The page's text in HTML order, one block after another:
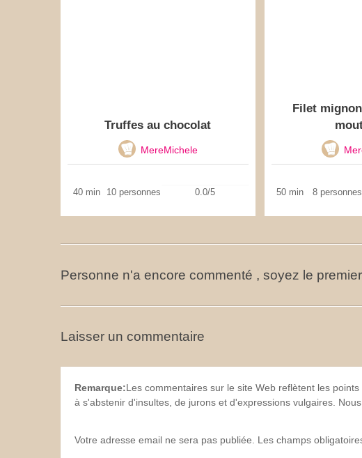
Truffes au chocolat
MereMichele
40 min 10 personnes 0.0/5
Filet
50 min 8 personnes
Personne n'a encore commenté , soyez le
Laisser un commentaire
Remarque:Les commentaires sur le site Web reflètent les
à s'abstenir d'insultes, de jurons et d'expressions vulgaires.
Votre adresse email ne sera pas publiée. Les champs